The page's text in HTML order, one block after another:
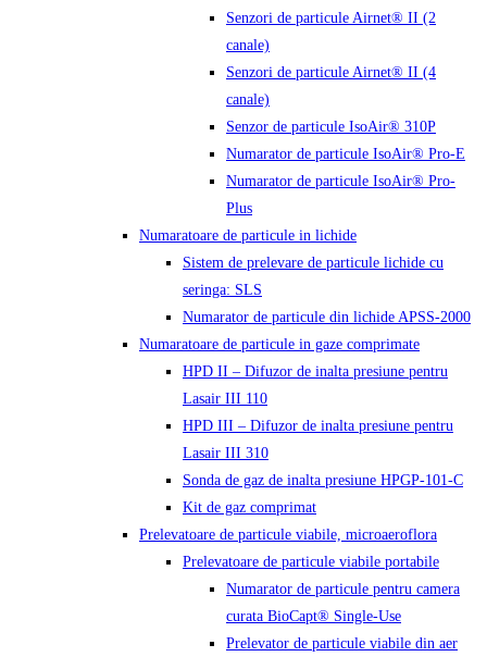
Senzori de particule Airnet® II (2
canale)
Senzori de particule Airnet® II (4
canale)
Senzor de particule IsoAir® 310P
Numarator de particule IsoAir® Pro-E
Numarator de particule IsoAir® Pro-
Plus
Numaratoare de particule in lichide
Sistem de prelevare de particule lichide cu
seringa: SLS
Numarator de particule din lichide APSS-2000
Numaratoare de particule in gaze comprimate
HPD II – Difuzor de inalta presiune pentru
Lasair III 110
HPD III – Difuzor de inalta presiune pentru
Lasair III 310
Sonda de gaz de inalta presiune HPGP-101-C
Kit de gaz comprimat
Prelevatoare de particule viabile, microaeroflora
Prelevatoare de particule viabile portabile
Numarator de particule pentru camera
curata BioCapt® Single-Use
Prelevator de particule viabile din aer